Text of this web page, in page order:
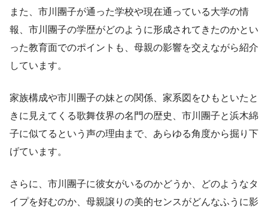
また、市川團子が通った学校や現在通っている大学の情
報、市川團子の学歴がどのように形成されてきたのかとい
った教育面でのポイントも、母親の影響を交えながら紹介
しています。
家族構成や市川團子の妹との関係、家系図をひもといたと
きに見えてくる歌舞伎界の名門の歴史、市川團子と浜木綿
子に似てるという声の理由まで、あらゆる角度から掘り下
げています。
さらに、市川團子に彼女がいるのかどうか、どのようなタ
イプを好むのか、母親譲りの美的センスがどんなふうに影